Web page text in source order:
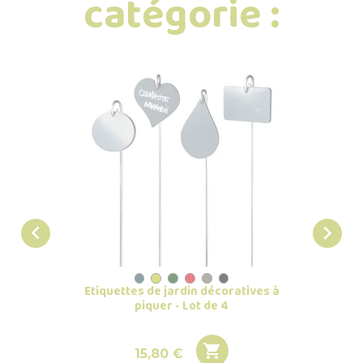
catégorie :

Etiquettes de jardin décoratives à
piquer - Lot de 4
Prix
15,80 € 
